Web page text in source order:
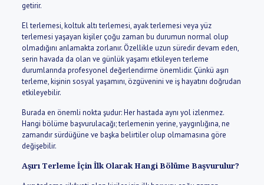
getirir.
El terlemesi, koltuk altı terlemesi, ayak terlemesi veya yüz
terlemesi yaşayan kişiler çoğu zaman bu durumun normal olup
olmadığını anlamakta zorlanır. Özellikle uzun süredir devam eden,
serin havada da olan ve günlük yaşamı etkileyen terleme
durumlarında profesyonel değerlendirme önemlidir. Çünkü aşırı
terleme, kişinin sosyal yaşamını, özgüvenini ve iş hayatını doğrudan
etkileyebilir.
Burada en önemli nokta şudur: Her hastada aynı yol izlenmez.
Hangi bölüme başvurulacağı; terlemenin yerine, yaygınlığına, ne
zamandır sürdüğüne ve başka belirtiler olup olmamasına göre
değişebilir.
Aşırı Terleme İçin İlk Olarak Hangi Bölüme Başvurulur?